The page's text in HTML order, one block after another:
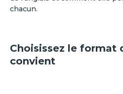
chacun.
Choisissez le format
convient